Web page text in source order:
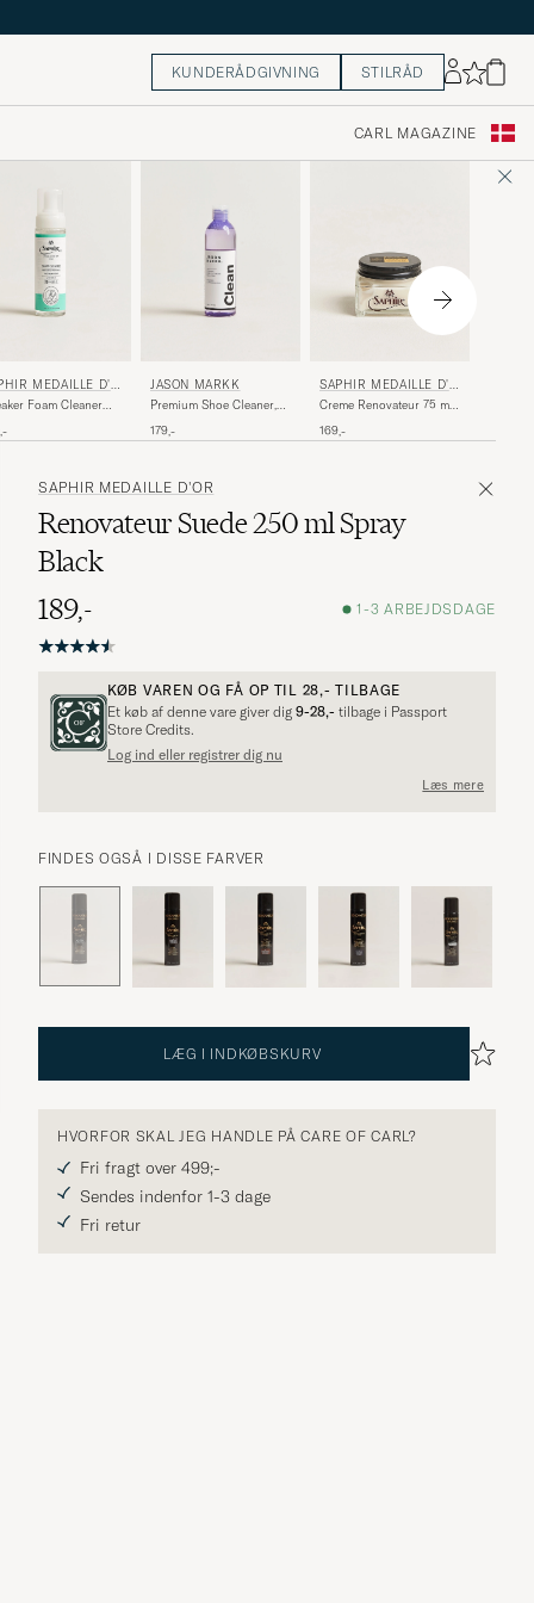
KUNDERÅDGIVNING STILRÅD
CARL MAGAZINE
MEDAILLE D'O
Foam Cleaner
JASON MARKK
Premium Shoe Cleaner,
179,-
SAPHIR MEDAILLE D'O
R
Creme Renovateur 75 ml
169,-
Flere alternativer?
UDFORSK LIGNENDE PRODUKTER
SAPHIR MEDAILLE D'OR
Renovateur Suede 250 ml Spray
Black
189,-
1-3 ARBEJDSDAGE
KØB VAREN OG FÅ OP TIL 28,- TILBAGE
Et køb af denne vare giver dig 9-28,- tilbage i Passport
Store Credits.
Log ind eller registrer dig nu
Læs mere
FINDES OGSÅ I DISSE FARVER
LÆG I INDKØBSKURV
HVORFOR SKAL JEG HANDLE PÅ CARE OF CARL?
Fri fragt over 499;-
Sendes indenfor 1-3 dage
Fri retur